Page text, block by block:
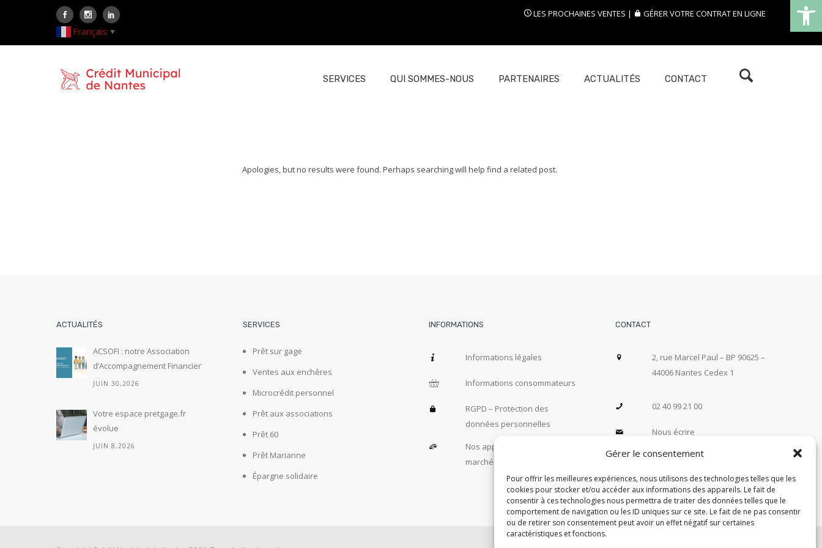
Gérer le consentement
Pour offrir les meilleures expériences, nous utilisons des technologies telles que les
cookies pour stocker et/ou accéder aux informations des appareils. Le fait de
consentir à ces technologies nous permettra de traiter des données telles que le
comportement de navigation ou les ID uniques sur ce site. Le fait de ne pas consentir
ou de retirer son consentement peut avoir un effet négatif sur certaines
caractéristiques et fonctions.
Français ▼
LES PROCHAINES VENTES GÉRER VOTRE CONTRAT EN LIGNE
SERVICES QUI SOMMES-NOUS PARTENAIRES ACTUALITÉS CONTACT
Apologies, but no results were found. Perhaps searching will help find a related post.
ACTUALITÉS
ACSOFI : notre Association
d’Accompagnement Financier
JUIN 30,2026
Votre espace pretgage.fr
évolue
JUIN 8,2026
SERVICES
Prêt sur gage
Ventes aux enchères
Microcrédit personnel
Prêt aux associations
Prêt 60
Prêt Marianne
Épargne solidaire
INFORMATIONS
Informations légales
Informations consommateurs
RGPD – Protection des
données personnelles
Nos appels d’offres – Nos
marchés publics
CONTACT
2, rue Marcel Paul – BP 90625 –
44006 Nantes Cedex 1
02 40 99 21 00
Nous écrire